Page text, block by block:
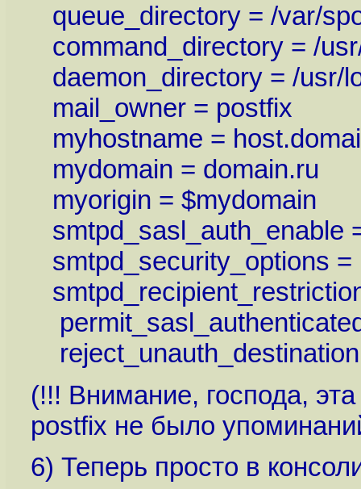
queue_directory = /var/
command_directory = /
daemon_directory = /usr/
mail_owner = postfix
myhostname =
mydomain = domain.ru
myorigin = $mydomain
smtpd_sasl_auth_enable
smtpd_security_options =
reject_unauth_destination
(!!! Внимание, господа,
postfix не было
6) Теперь просто в